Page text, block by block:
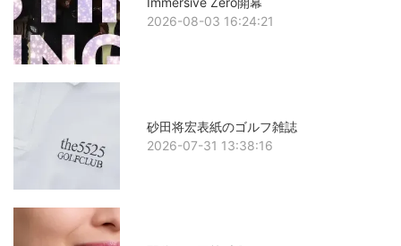
2026-08-03 16:24:21
砂田将宏表紙のゴルフ雑誌
2026-07-31 13:38:16